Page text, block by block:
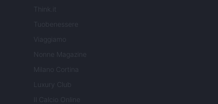
Think.it
Tuobenessere
Viaggiamo
Nonne Magazine
Milano Cortina
Luxury Club
Il Calcio Online